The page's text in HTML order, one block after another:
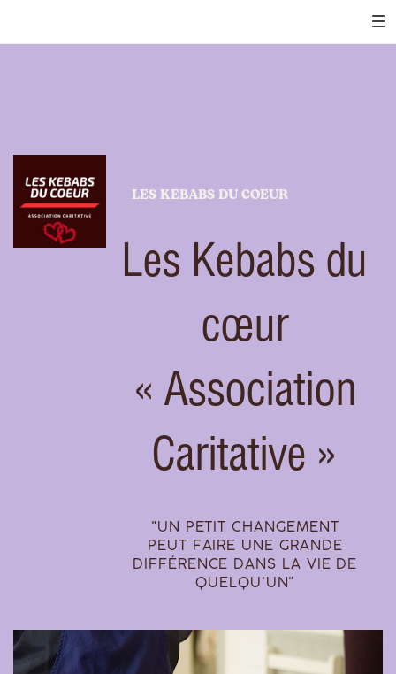
LES KEBABS DU COEUR
Les Kebabs du
cœur
« Association
Caritative »
"UN PETIT CHANGEMENT
PEUT FAIRE UNE GRANDE
DIFFÉRENCE DANS LA VIE DE
QUELQU'UN"